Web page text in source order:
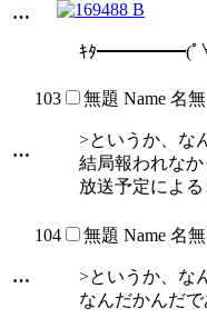
…
ｷﾀ━━━━━(
…
103 無題 Name 名
>というか、な
結局報われなか
放送予定によ
…
104 無題 Name 名
>というか、な
なんだかんだ